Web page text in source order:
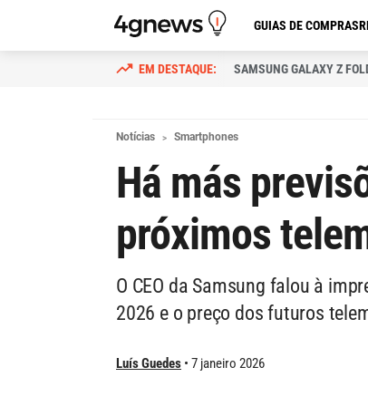
GUIAS DE COMPRAS
SAMSUNG GALAXY Z
Notícias Smartphones
Há más
próximos
O CEO da Samsung falou à
2026 e o preço dos futuros
Luís Guedes 7 janeiro 2026